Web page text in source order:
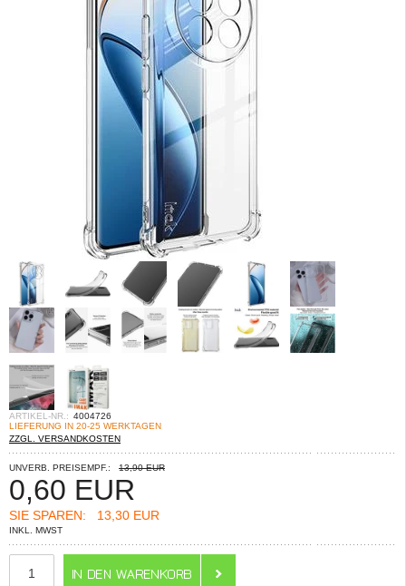
ARTIKEL-NR.: 4004726
LIEFERUNG IN 20-25 WERKTAGEN
ZZGL. VERSANDKOSTEN
UNVERB. PREISEMPF.: 13,90 EUR
0,60 EUR
SIE SPAREN: 13,30 EUR
INKL. MWST